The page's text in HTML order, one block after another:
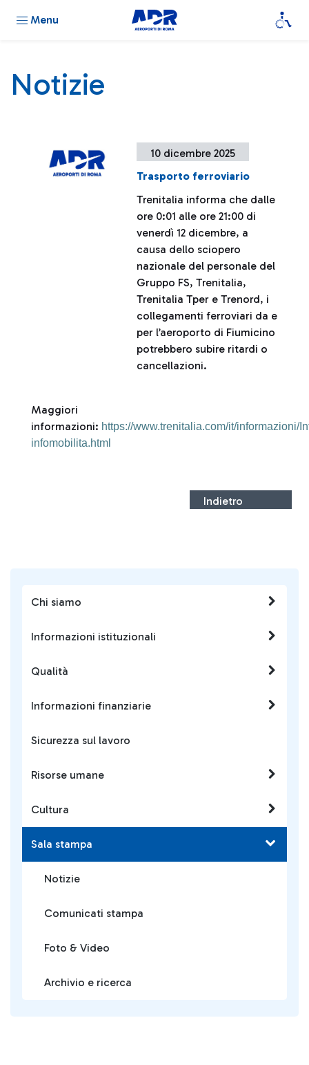
Menu
Chi siamo
Informazioni istituzionali
Qualità
Informazioni finanziarie
Sicurezza sul lavoro
Risorse umane
Cultura
Sala stampa
Notizie
Comunicati stampa
Foto & Video
Archivio e ricerca
Notizie
10 dicembre 2025
Trasporto ferroviario
Trenitalia informa che dalle
ore 0:01 alle ore 21:00 di
venerdì 12 dicembre, a
causa dello sciopero
nazionale del personale del
Gruppo FS, Trenitalia,
Trenitalia Tper e Trenord, i
collegamenti ferroviari da e
per l’aeroporto di Fiumicino
potrebbero subire ritardi o
cancellazioni.
Maggiori
informazioni: https://www.trenitalia.com/it/informazioni/
infomobilita.html
Indietro